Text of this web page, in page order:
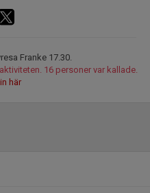
Franke 17.30.
16 personer var kallade.
här